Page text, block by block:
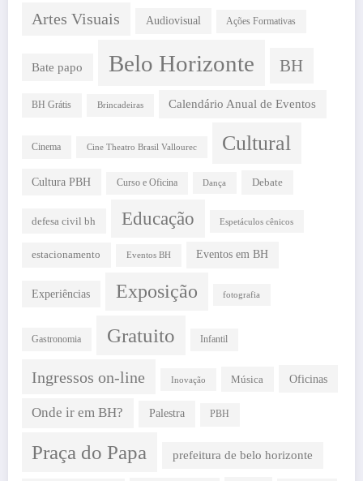
Artes Visuais Audiovisual Ações Formativas
Bate papo Belo Horizonte BH
BH Grátis Brincadeiras Calendário Anual de Eventos
Cinema Cine Theatro Brasil Vallourec Cultural
Cultura PBH Curso e Oficina Dança Debate
defesa civil bh Educação Espetáculos cênicos
estacionamento Eventos BH Eventos em BH
Experiências Exposição fotografia
Gastronomia Gratuito Infantil
Ingressos on-line Inovação Música Oficinas
Onde ir em BH? Palestra PBH
Praça do Papa prefeitura de belo horizonte